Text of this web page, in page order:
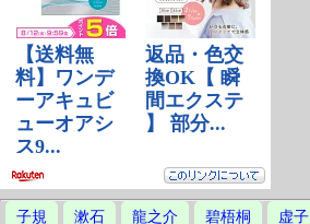
子規 漱石 龍之介 碧梧桐 虚子